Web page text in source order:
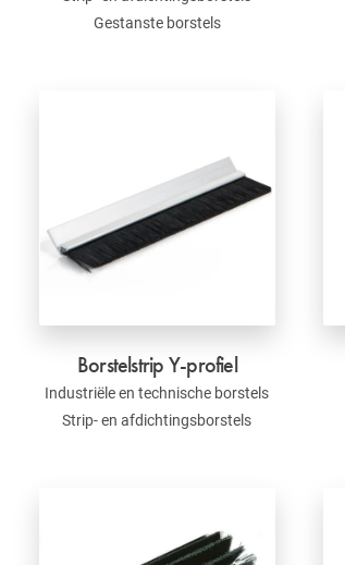
Gestanste borstels
Borstelstrip Y-profiel
Industriële en technische borstels
Strip- en afdichtingsborstels